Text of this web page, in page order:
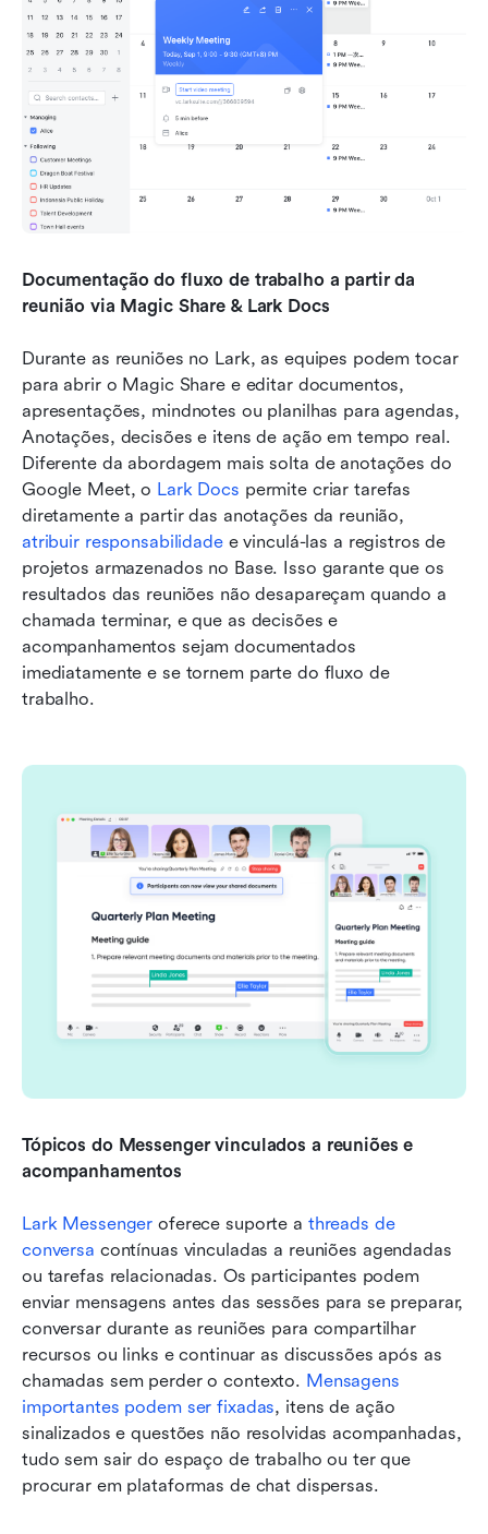
Documentação do fluxo de trabalho a partir da
reunião via Magic Share & Lark Docs
Durante as reuniões no Lark, as equipes podem tocar
para abrir o Magic Share e editar documentos,
apresentações, mindnotes ou planilhas para agendas,
Anotações, decisões e itens de ação em tempo real.
Diferente da abordagem mais solta de anotações do
Google Meet, o Lark Docs permite criar tarefas
atribuir responsabilidade e vinculá-las a registros de
projetos armazenados no Base. Isso garante que os
resultados das reuniões não desapareçam quando a
chamada terminar, e que as decisões e
acompanhamentos sejam documentados
imediatamente e se tornem parte do fluxo de
trabalho.
Tópicos do Messenger vinculados a reuniões e
acompanhamentos
Lark Messenger oferece suporte a threads de
conversa contínuas vinculadas a reuniões agendadas
ou tarefas relacionadas. Os participantes podem
enviar mensagens antes das sessões para se preparar,
conversar durante as reuniões para compartilhar
recursos ou links e continuar as discussões após as
chamadas sem perder o contexto. Mensagens
importantes podem ser fixadas, itens de ação
sinalizados e questões não resolvidas acompanhadas,
tudo sem sair do espaço de trabalho ou ter que
procurar em plataformas de chat dispersas.